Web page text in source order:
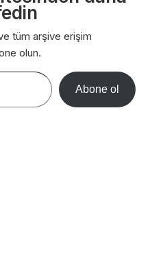
tüm arşive erişim
olun.
Abone ol